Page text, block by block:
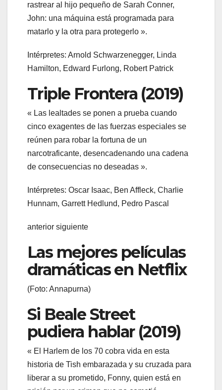
rastrear al hijo pequeño de Sarah Conner,
John: una máquina está programada para
matarlo y la otra para protegerlo ».
Intérpretes: Arnold Schwarzenegger, Linda
Hamilton, Edward Furlong, Robert Patrick
Triple Frontera (2019)
« Las lealtades se ponen a prueba cuando
cinco exagentes de las fuerzas especiales se
reúnen para robar la fortuna de un
narcotraficante, desencadenando una cadena
de consecuencias no deseadas ».
Intérpretes: Oscar Isaac, Ben Affleck, Charlie
Hunnam, Garrett Hedlund, Pedro Pascal
anterior siguiente
Las mejores películas
dramáticas en Netflix
(Foto: Annapurna)
Si Beale Street
pudiera hablar (2019)
« El Harlem de los 70 cobra vida en esta
historia de Tish embarazada y su cruzada para
liberar a su prometido, Fonny, quien está en